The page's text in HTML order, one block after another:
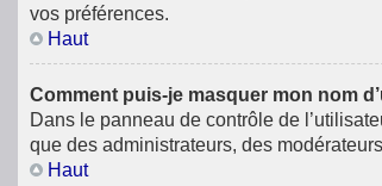
vos préférences.
Haut
Comment puis-je masquer mon nom
Dans le panneau de contrôle de
que des administrateurs, des
Haut